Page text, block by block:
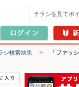
チラシを見てポ
シ検索結果 >
「ファッ